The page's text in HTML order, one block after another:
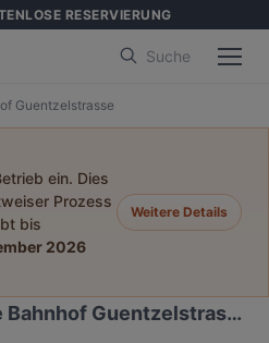
RESERVIERUNG
Suche
Guentzelstrasse
ein. Dies
Prozess
bis
2026
Weitere Details
Guentzelstrasse